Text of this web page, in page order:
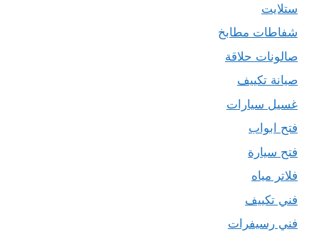
ستلايت
شفاطات مطابخ
صالونات حلاقة
صيانة تكييف
غسيل سيارات
فتح ابواب
فتح سيارة
فلاتر مياه
فني تكييف
فني رسيفرات